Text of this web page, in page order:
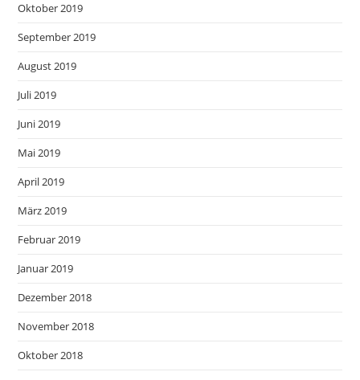
Oktober 2019
September 2019
August 2019
Juli 2019
Juni 2019
Mai 2019
April 2019
März 2019
Februar 2019
Januar 2019
Dezember 2018
November 2018
Oktober 2018